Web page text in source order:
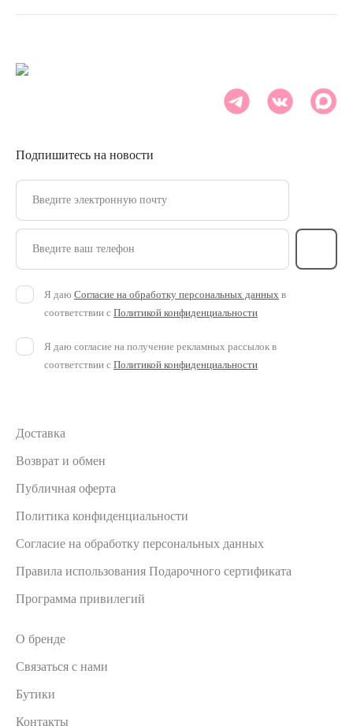
Доставка
Возврат и обмен
Публичная оферта
Политика конфиденциальности
Согласие на обработку персональных данных
Правила использования Подарочного сертификата
Программа привилегий
О бренде
Связаться с нами
Бутики
Контакты
Подпишитесь на новости
Введите электронную почту
Введите ваш телефон
Я даю Согласие на обработку персональных данных в
соответствии с Политикой конфиденциальности
Я даю согласие на получение рекламных рассылок в
соответствии с Политикой конфиденциальности